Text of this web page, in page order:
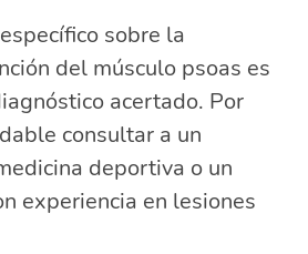
sobre la
del músculo psoas es
acertado. Por
consultar a un
deportiva o un
experiencia en lesiones